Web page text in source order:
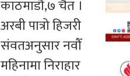
काठमाडौँ,७ चैत ।
अरबी पात्रो हिजरी
संवतअनुसार नवौँ
महिनामा निराहार